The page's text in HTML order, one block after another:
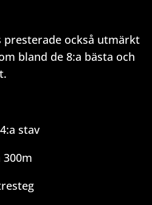
presterade också utmärkt
bland de 8:a bästa och
stav
300m